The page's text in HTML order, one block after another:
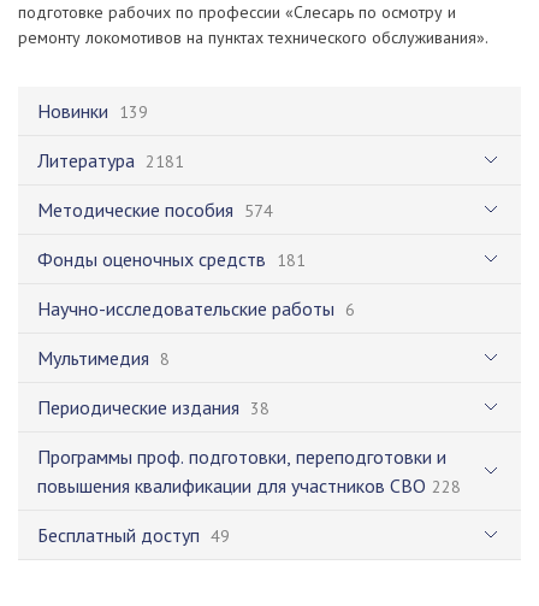
Новинки 139
Литература 2181
Методические пособия 574
Фонды оценочных средств 181
Научно-исследовательские работы 6
Мультимедия 8
Периодические издания 38
Программы проф. подготовки, переподготовки и
повышения квалификации для участников СВО 228
Бесплатный доступ 49
подготовке рабочих по профессии «Слесарь по осмотру и
ремонту локомотивов на пунктах технического обслуживания».